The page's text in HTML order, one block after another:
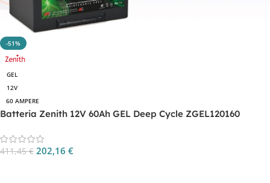
-51%
GEL
12V
60 AMPERE
Batteria Zenith 12V 60Ah GEL Deep Cycle ZGEL120160
411,45€ 202,16 €